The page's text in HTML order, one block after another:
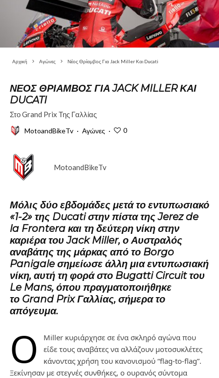
Αρχική Αγώνες Νέος Θρίαμβος Για Jack Miller Και Ducati
ΝΈΟΣ ΘΡΊΑΜΒΟΣ ΓΙΑ JACK MILLER ΚΑΙ
DUCATI
Στο Grand Prix Της Γαλλίας
MotoandBikeTv · Αγώνες · 0
MotoandBikeTv
Μόλις δύο εβδομάδες μετά το εντυπωσιακό
«1-2» της Ducatiστην πίστα της Jerez de
la Frontera και τη δεύτερη νίκη στην
καριέρα τουJack Miller, ο Αυστραλός
αναβάτης της μάρκας από το Borgo
Panigale σημείωσε άλλη μια εντυπωσιακή
νίκη, αυτή τη φορά στο Bugatti Circuit του
Le Mans, όπου πραγματοποιήθηκε
το Grand Prix Γαλλίας, σήμερα το
απόγευμα.
Ο
Miller κυριάρχησε σε ένα σκληρό αγώνα που
είδε τους αναβάτες να αλλάζουν μοτοσυκλέτες
κάνοντας χρήση του κανονισμού “flag-to-flag”.
Ξεκίνησαν με στεγνές συνθήκες, ο ουρανός σύντομα